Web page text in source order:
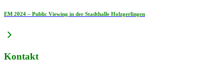
EM 2024 – Public Viewing in der Stadthalle Holzgerlingen
Kontakt